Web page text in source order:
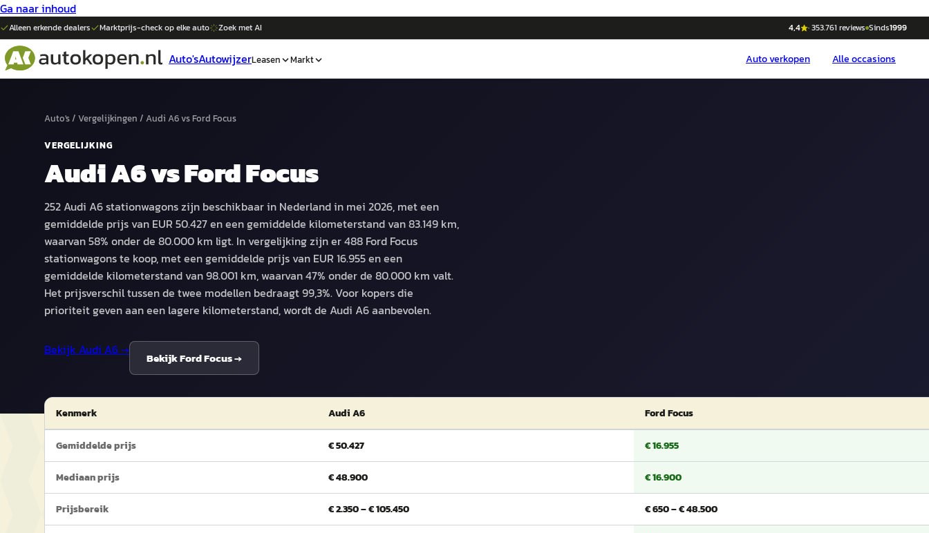
Ga naar inhoud
Alleen erkende dealers Marktprijs-check op elkeauto Zoek met AI 4,4 ·353.761 reviews Sinds1999
Auto'sAutowijzerLeasen Markt Autoverkopen Alle occasions
Auto's/ Vergelijkingen / Audi A6vsFord Focus
VERGELIJKING
Audi A6vsFord Focus
252 Audi A6 stationwagons zijn beschikbaar in Nederland in mei 2026, met een
gemiddelde prijs van EUR 50.427 en een gemiddelde kilometerstand van 83.149 km,
waarvan 58% onder de 80.000 km ligt. In vergelijking zijn er 488 Ford Focus
stationwagons te koop, met een gemiddelde prijs van EUR 16.955 en een
gemiddelde kilometerstand van 98.001 km, waarvan 47% onder de 80.000 km valt.
Het prijsverschil tussen de twee modellen bedraagt 99,3%. Voor kopers die
prioriteit geven aan een lagere kilometerstand, wordt de Audi A6 aanbevolen.
Bekijk Audi A6→
BekijkFord Focus→
Kenmerk Audi A6 Ford Focus
Gemiddelde prijs € 50.427 € 16.955
Mediaan prijs € 48.900 € 16.900
Prijsbereik € 2.350 – € 105.450 € 650 – € 48.500